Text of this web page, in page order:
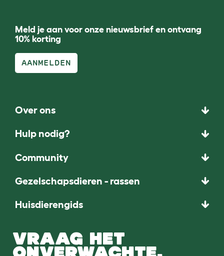
Meld je aan voor onze nieuwsbrief en ontvang
10% korting
AANMELDEN
Over ons
Hulp nodig?
Community
Gezelschapsdieren - rassen
Huisdierengids
VRAAG HET